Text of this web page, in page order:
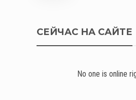
СЕЙЧАС НА САЙТЕ
No one is online